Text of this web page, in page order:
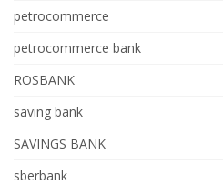
petrocommerce
petrocommerce bank
ROSBANK
saving bank
SAVINGS BANK
sberbank